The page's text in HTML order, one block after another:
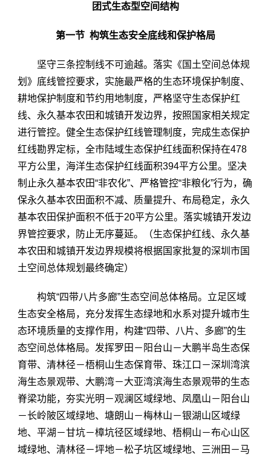
团式生态型空间结构
第一节 构筑生态安全底线和保护格局
坚守三条控制线不可逾越。落实《国土空间总体规
划》底线管控要求，实施最严格的生态环境保护制度、
耕地保护制度和节约用地制度，严格坚守生态保护红
线、永久基本农田和城镇开发边界，按照国家相关规定
进行管控。健全生态保护红线管理制度，完成生态保护
红线勘界定标，全市陆域生态保护红线面积保持在478
平方公里，海洋生态保护红线面积394平方公里。坚决
制止永久基本农田“非农化”、严格管控“非粮化”行为，确
保永久基本农田面积不减、质量提升、布局稳定，永久
基本农田保护面积不低于20平方公里。落实城镇开发边
界管控要求，防止无序蔓延。（生态保护红线、永久基
本农田和城镇开发边界规模将根据国家批复的深圳市国
土空间总体规划最终确定）
构筑“四带八片多廊”生态空间总体格局。立足区域
生态安全格局，充分发挥生态绿地和水系对提升城市生
态环境质量的支撑作用，构建“四带、八片、多廊”的生
态空间总体格局。发挥罗田－阳台山－大鹏半岛生态保
育带、清林径－梧桐山生态保育带、珠江口－深圳湾滨
海生态景观带、大鹏湾－大亚湾滨海生态景观带的生态
脊梁功能，夯实光明－观澜区域绿地、凤凰山－阳台山
－长岭陂区域绿地、塘朗山－梅林山－银湖山区域绿
地、平湖－甘坑－樟坑径区域绿地、梧桐山－布心山区
域绿地、清林径－坪地－松子坑区域绿地、三洲田－马